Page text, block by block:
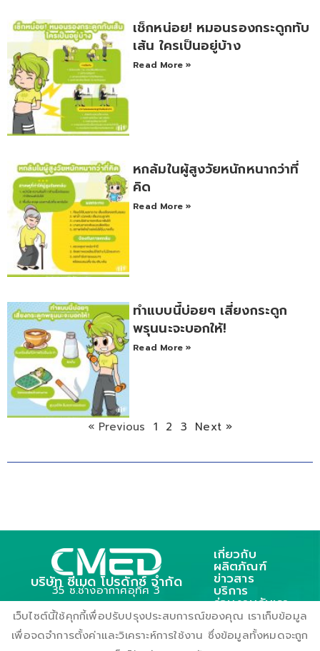
เช็กหน่อย! หมอนรองกระดูกทับ
เส้น ใครเป็นอยู่บ้าง
Read More »
หกล้มในผู้สูงวัยหนักหนากว่าที่
คิด
Read More »
ทำแบบนี้บ่อยๆ เสี่ยงกระดูก
พรุนนะจะบอกให้!
Read More »
« Previous 1 2 3 Next »
บริษัท ซีเมด โปรดักซ์ จำกัด
35 ซ.ช่างอากาศอุทิศ 3
ถ.ช่างอากาศอุทิศ แขวงดอนเมือง
เขตตอนเมือง กรุงเทพฯ 10210
เกี่ยวกับ
ผลิตภัณฑ์
ข่าวสาร
บริการ
ร่วมงานกับเรา
ติดต่อเรา
เว็บไซต์นี้ใช้คุกกี้เพื่อปรับปรุงประสบการณ์ของคุณ เราเก็บข้อมูล
เพื่อจดจำการตั้งค่าและวิเคราะห์การใช้งาน ซึ่งข้อมูลทั้งหมดจะถูก